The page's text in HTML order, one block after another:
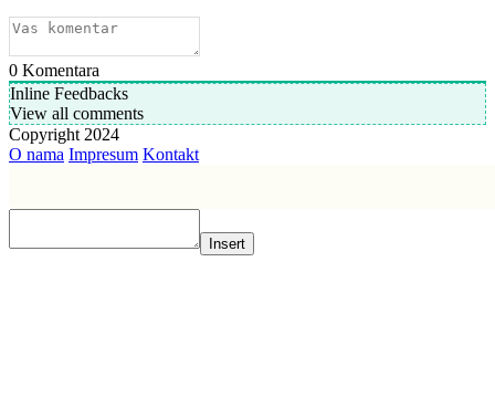
0 Komentara
Inline Feedbacks
View all comments
Copyright 2024
O nama Impresum Kontakt
Insert